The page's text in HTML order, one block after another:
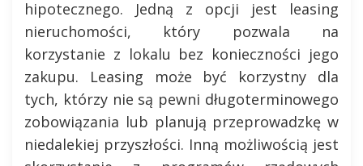
hipotecznego. Jedną z opcji jest leasing
nieruchomości, który pozwala na
korzystanie z lokalu bez konieczności jego
zakupu. Leasing może być korzystny dla
tych, którzy nie są pewni długoterminowego
zobowiązania lub planują przeprowadzkę w
niedalekiej przyszłości. Inną możliwością jest